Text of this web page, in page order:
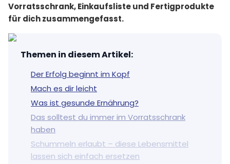
Vorratsschrank, Einkaufsliste und Fertigprodukte
für dich zusammengefasst.
Themen in diesem Artikel:
Der Erfolg beginnt im Kopf
Mach es dir leicht
Was ist gesunde Ernährung?
Das solltest du immer im Vorratsschrank
haben
Schummeln erlaubt – diese Lebensmittel
lassen sich einfach ersetzen